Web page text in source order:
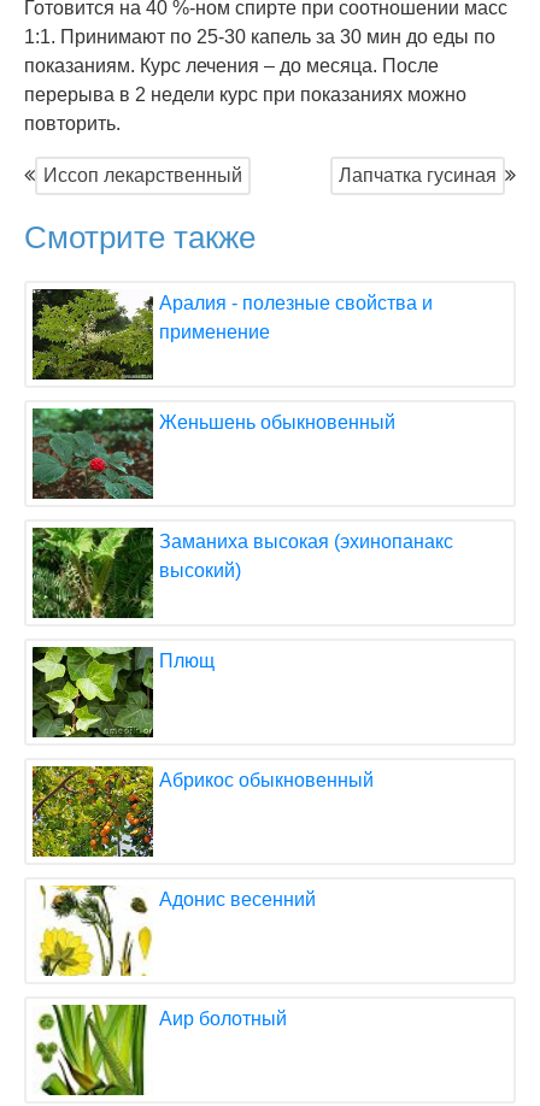
Готовится на 40 %-ном спирте при соотношении масс
1:1. Принимают по 25-30 капель за 30 мин до еды по
показаниям. Курс лечения – до месяца. После
перерыва в 2 недели курс при показаниях можно
повторить.
Иссоп лекарственный Лапчатка гусиная
Смотрите также
Аралия - полезные свойства и
применение
Женьшень обыкновенный
Заманиха высокая (эхинопанакс
высокий)
Плющ
Абрикос обыкновенный
Адонис весенний
Аир болотный